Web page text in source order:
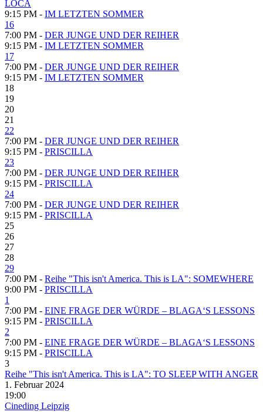
LOCA
9:15 PM - IM LETZTEN SOMMER
16
7:00 PM - DER JUNGE UND DER REIHER
9:15 PM - IM LETZTEN SOMMER
17
7:00 PM - DER JUNGE UND DER REIHER
9:15 PM - IM LETZTEN SOMMER
18
19
20
21
22
7:00 PM - DER JUNGE UND DER REIHER
9:15 PM - PRISCILLA
23
7:00 PM - DER JUNGE UND DER REIHER
9:15 PM - PRISCILLA
24
7:00 PM - DER JUNGE UND DER REIHER
9:15 PM - PRISCILLA
25
26
27
28
29
7:00 PM - Reihe "This isn't America. This is LA": SOMEWHERE
9:00 PM - PRISCILLA
1
7:00 PM - EINE FRAGE DER WÜRDE – BLAGA‘S LESSONS
9:15 PM - PRISCILLA
2
7:00 PM - EINE FRAGE DER WÜRDE – BLAGA‘S LESSONS
9:15 PM - PRISCILLA
3
Reihe "This isn't America. This is LA": TO SLEEP WITH ANGER
1. Februar 2024
19:00
Cineding Leipzig